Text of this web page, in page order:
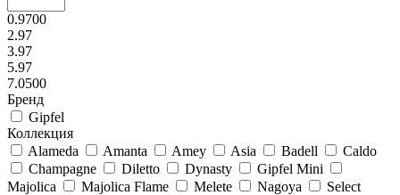
0.9700
2.97
3.97
5.97
7.0500
Бренд
Gipfel
Коллекция
Alameda
Amanta Amey Asia Badell
Caldo
Champagne
Diletto Dynasty
Gipfel Mini
Majolica
Majolica Flame Melete Nagoya
Select